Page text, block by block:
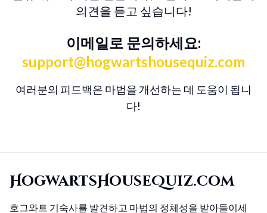
의견을 듣고 싶습니다!
이메일로 문의하세요:
support@hogwartshousequiz.com
여러분의 피드백은 마법을 개선하는 데 도움이 됩니
다!
HogwartsHouseQuiz.com
호그와트 기숙사를 발견하고 마법의 정체성을 받아들이세